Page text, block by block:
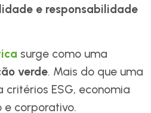
e responsabilidade
surge como uma
verde. Mais do que uma
ESG, economia
e corporativo.